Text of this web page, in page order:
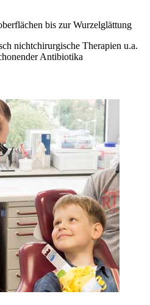
bis zur Wurzelglättung
nichtchirurgische Therapien u.a.
Antibiotika